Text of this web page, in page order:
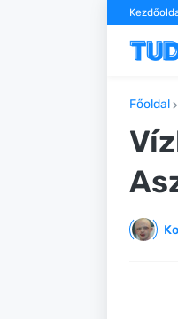
Főoldal